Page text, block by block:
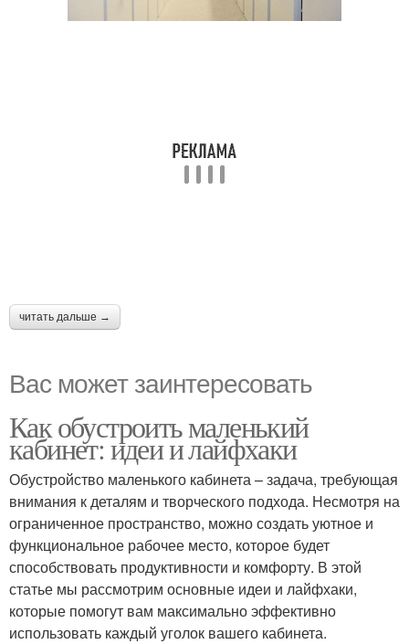
читать дальше →
Вас может заинтересовать
Как обустроить маленький
кабинет: идеи и лайфхаки
Обустройство маленького кабинета – задача, требующая
внимания к деталям и творческого подхода. Несмотря на
ограниченное пространство, можно создать уютное и
функциональное рабочее место, которое будет
способствовать продуктивности и комфорту. В этой
статье мы рассмотрим основные идеи и лайфхаки,
которые помогут вам максимально эффективно
использовать каждый уголок вашего кабинета.